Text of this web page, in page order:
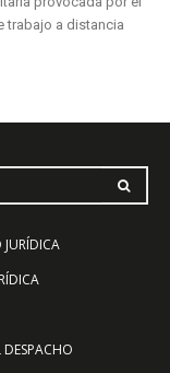
trabajo a distancia
DESPACHO